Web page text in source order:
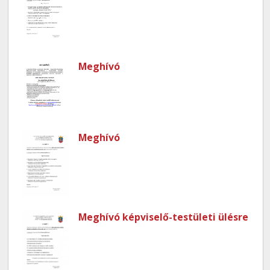
Meghívó
Meghívó
Meghívó képviselő-testületi ülésre